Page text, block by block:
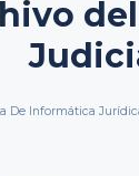
De Informática